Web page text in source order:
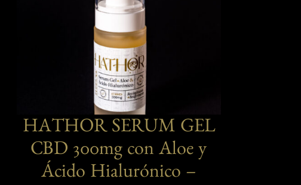
HATHOR SERUM GEL
CBD 300mg con Aloe y
Ácido Hialurónico –